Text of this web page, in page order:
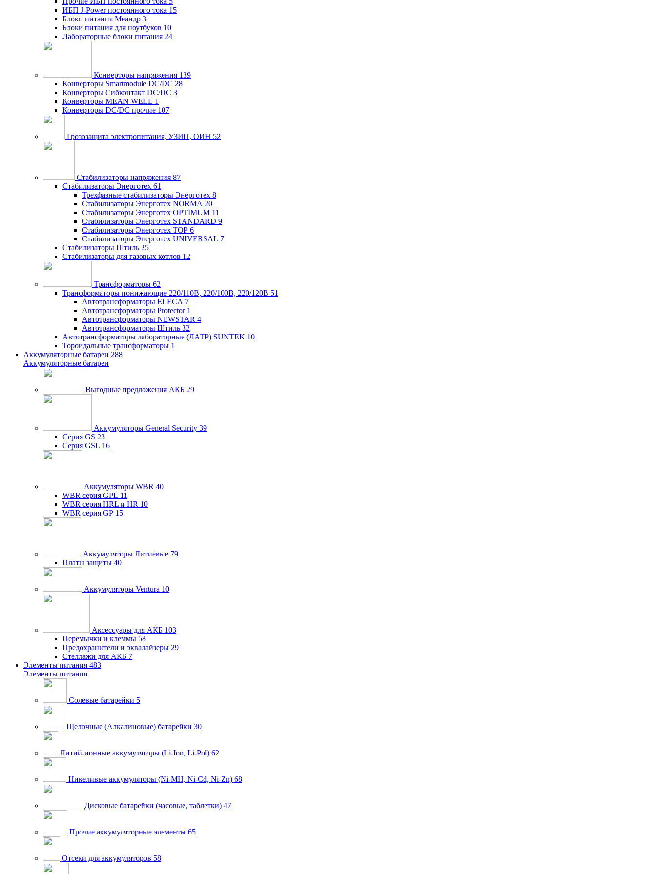
ИБП J-Power постоянного тока 15
Блоки питания Меандр 3
Блоки питания для ноутбуков 10
Лабораторные блоки питания 24
Конверторы напряжения 139
Конверторы Smartmodule DC/DC 28
Конверторы Сибконтакт DC/DC 3
Конверторы MEAN WELL 1
Конверторы DC/DC прочие 107
Грозозащита электропитания, УЗИП, ОИН 52
Стабилизаторы напряжения 87
Стабилизаторы Энерготех 61
Трехфазные стабилизаторы Энерготех 8
Стабилизаторы Энерготех NORMA 20
Стабилизаторы Энерготех OPTIMUM 11
Стабилизаторы Энерготех STANDARD 9
Стабилизаторы Энерготех TOP 6
Стабилизаторы Энерготех UNIVERSAL 7
Стабилизаторы Штиль 25
Стабилизаторы для газовых котлов 12
Трансформаторы 62
Трансформаторы понижающие 220/110В, 220/100В, 220/120В 51
Автотрансформаторы ELECA 7
Автотрансформаторы Protector 1
Автотрансформаторы NEWSTAR 4
Автотрансформаторы Штиль 32
Автотрансформаторы лабораторные (ЛАТР) SUNTEK 10
Тороидальные трансформаторы 1
Аккумуляторные батареи 288
Аккумуляторные батареи
Выгодные предложения АКБ 29
Аккумуляторы General Security 39
Серия GS 23
Серия GSL 16
Аккумуляторы WBR 40
WBR серия GPL 11
WBR серия HRL и HR 10
WBR серия GP 15
Аккумуляторы Литиевые 79
Платы защиты 40
Аккумуляторы Ventura 10
Аксессуары для АКБ 103
Перемычки и клеммы 58
Предохранители и эквалайзеры 29
Стеллажи для АКБ 7
Элементы питания 483
Элементы питания
Солевые батарейки 5
Щелочные (Алкалиновые) батарейки 30
Литий-ионные аккумуляторы (Li-Ion, Li-Pol) 62
Никеливые аккумуляторы (Ni-MH, Ni-Cd, Ni-Zn) 68
Дисковые батарейки (часовые, таблетки) 47
Прочие аккумуляторные элементы 65
Отсеки для аккумуляторов 58